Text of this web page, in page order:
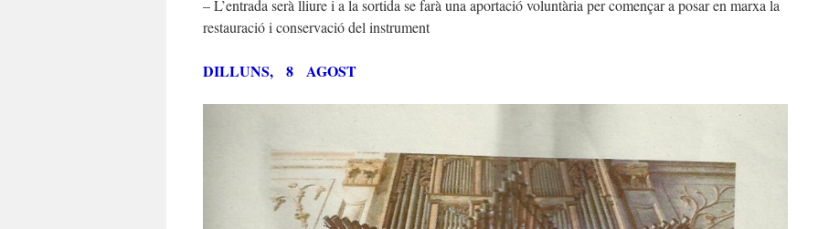
– L’entrada serà lliure i a la sortida se farà una aportació voluntària per començar a posar en marxa la
restauració i conservació del instrument
DILLUNS, 8 AGOST